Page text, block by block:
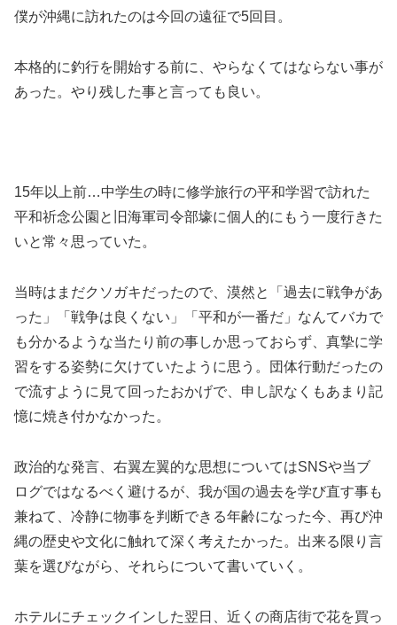
僕が沖縄に訪れたのは今回の遠征で5回目。
本格的に釣行を開始する前に、やらなくてはならない事が
あった。やり残した事と言っても良い。
15年以上前…中学生の時に修学旅行の平和学習で訪れた
平和祈念公園と旧海軍司令部壕に個人的にもう一度行きた
いと常々思っていた。
当時はまだクソガキだったので、漠然と「過去に戦争があ
った」「戦争は良くない」「平和が一番だ」なんてバカで
も分かるような当たり前の事しか思っておらず、真摯に学
習をする姿勢に欠けていたように思う。団体行動だったの
で流すように見て回ったおかげで、申し訳なくもあまり記
憶に焼き付かなかった。
政治的な発言、右翼左翼的な思想についてはSNSや当ブ
ログではなるべく避けるが、我が国の過去を学び直す事も
兼ねて、冷静に物事を判断できる年齢になった今、再び沖
縄の歴史や文化に触れて深く考えたかった。出来る限り言
葉を選びながら、それらについて書いていく。
ホテルにチェックインした翌日、近くの商店街で花を買っ